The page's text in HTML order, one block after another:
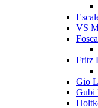
VS
Fritz
Gio
Gubi